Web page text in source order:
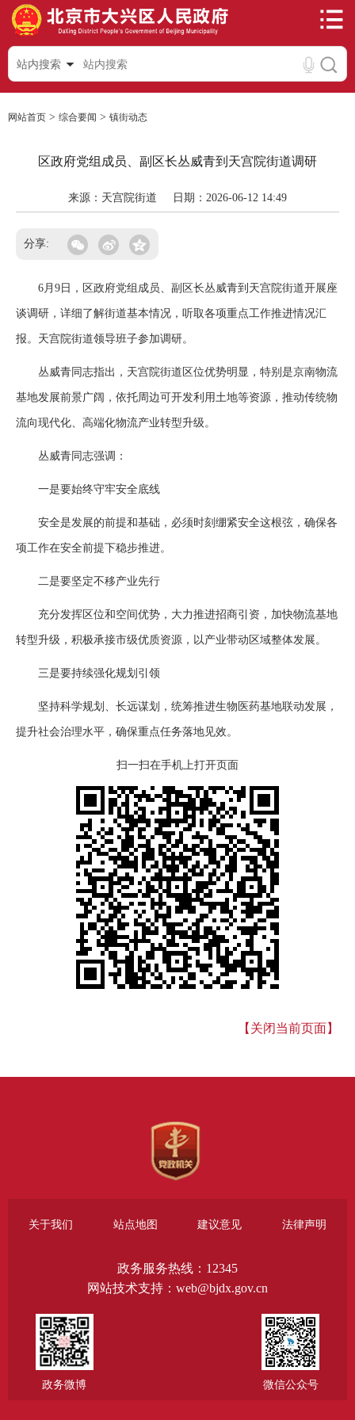
站内搜索
网站首页 > 综合要闻 > 镇街动态
区政府党组成员、副区长丛威青到天宫院街道调研
来源：天宫院街道 日期：2026-06-12 14:49
分享:
6月9日，区政府党组成员、副区长丛威青到天宫院街道开展座
谈调研，详细了解街道基本情况，听取各项重点工作推进情况汇
报。天宫院街道领导班子参加调研。
丛威青同志指出，天宫院街道区位优势明显，特别是京南物流
基地发展前景广阔，依托周边可开发利用土地等资源，推动传统物
流向现代化、高端化物流产业转型升级。
丛威青同志强调：
一是要始终守牢安全底线
安全是发展的前提和基础，必须时刻绷紧安全这根弦，确保各
项工作在安全前提下稳步推进。
二是要坚定不移产业先行
充分发挥区位和空间优势，大力推进招商引资，加快物流基地
转型升级，积极承接市级优质资源，以产业带动区域整体发展。
三是要持续强化规划引领
坚持科学规划、长远谋划，统筹推进生物医药基地联动发展，
提升社会治理水平，确保重点任务落地见效。
扫一扫在手机上打开页面
【关闭当前页面】
关于我们 站点地图 建议意见 法律声明
政务服务热线：12345
网站技术支持：web@bjdx.gov.cn
政务微博 微信公众号